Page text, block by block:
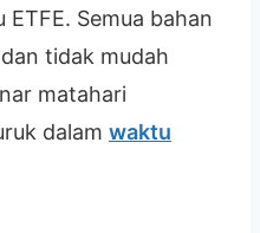
ETFE. Semua bahan
tidak mudah
matahari
dalam waktu